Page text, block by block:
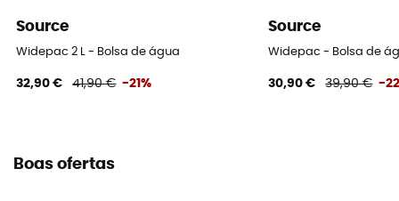
Source
Widepac 2 L - Bolsa de água
32,90 € 41,90 € -21%
Source
Widepac - Bolsa de
30,90 € 39,90 € -
Boas ofertas